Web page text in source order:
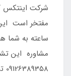
شرکت اینتکس
ساعته به شما
مشاوره این